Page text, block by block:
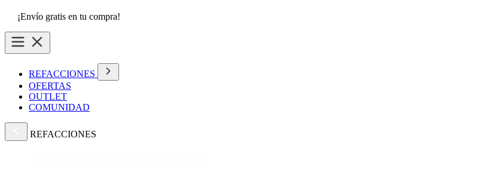
¡Envío gratis en tu compra!
REFACCIONES
OFERTAS
OUTLET
COMUNIDAD
REFACCIONES